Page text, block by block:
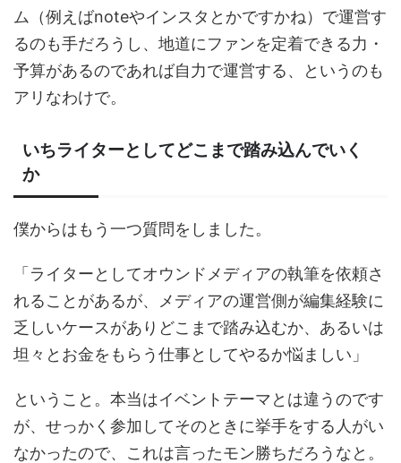
ム（例えばnoteやインスタとかですかね）で運営す
るのも手だろうし、地道にファンを定着できる力・
予算があるのであれば自力で運営する、というのも
アリなわけで。
いちライターとしてどこまで踏み込んでいく
か
僕からはもう一つ質問をしました。
「ライターとしてオウンドメディアの執筆を依頼さ
れることがあるが、メディアの運営側が編集経験に
乏しいケースがありどこまで踏み込むか、あるいは
坦々とお金をもらう仕事としてやるか悩ましい」
ということ。本当はイベントテーマとは違うのです
が、せっかく参加してそのときに挙手をする人がい
なかったので、これは言ったモン勝ちだろうなと。